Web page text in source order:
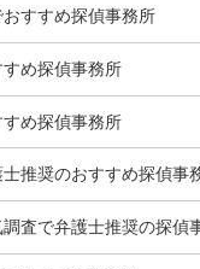
すすめ探偵事務所
め探偵事務所
め探偵事務所
推奨のおすすめ探偵事
査で弁護士推奨の探偵